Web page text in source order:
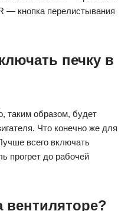
— кнопка перелистывания
печку в
таким образом, будет
Что конечно же для
всего включать
прогрет до рабочей
вентиляторе?